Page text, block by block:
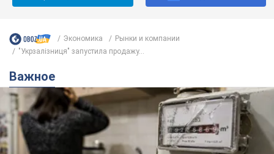
Экономика
Рынки и компании
"Укрзалізниця" запустила продажу...
Важное